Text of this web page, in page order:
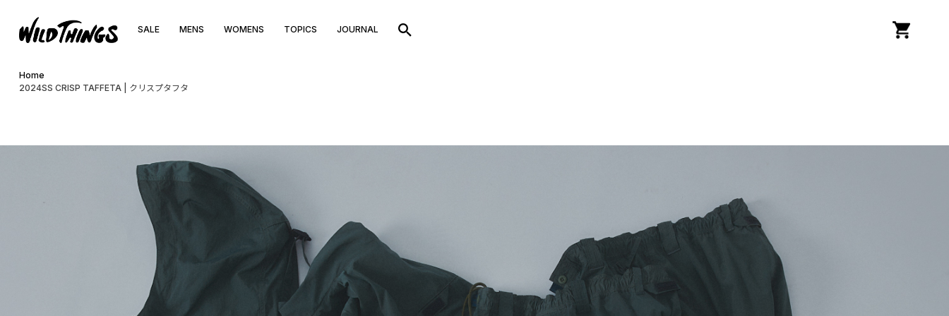
SALE MENS WOMENS TOPICS JOURNAL
Home
2024SS CRISP TAFFETA | クリスプタフタ